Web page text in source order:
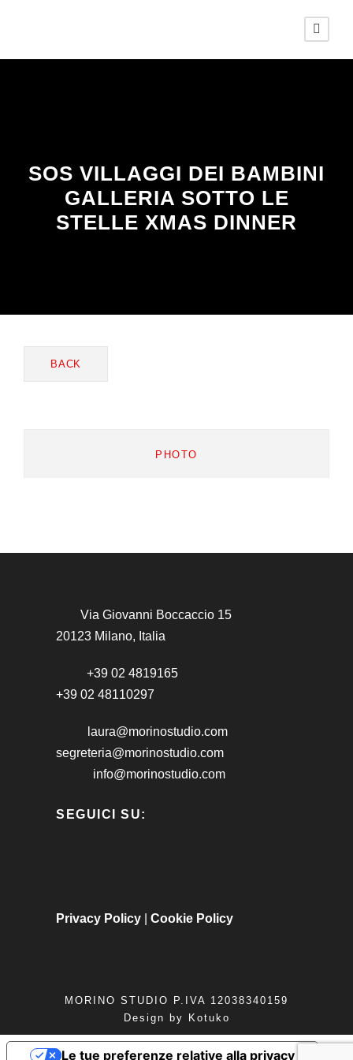
SOS VILLAGGI DEI BAMBINI
GALLERIA SOTTO LE
STELLE XMAS DINNER
BACK
PHOTO
Via Giovanni Boccaccio 15
20123 Milano, Italia
+39 02 4819165
+39 02 48110297
laura@morinostudio.com
segreteria@morinostudio.com
info@morinostudio.com
SEGUICI SU:
Privacy Policy Cookie Policy
MORINO STUDIO P.IVA 12038340159
Design by Kotuko
Le tue preferenze relative alla privacy